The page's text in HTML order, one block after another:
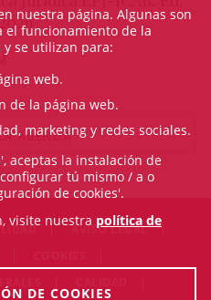
AGENDA
AVISO LEGAL
nuestra página. Algunas son
el funcionamiento de la
y se utilizan para:
web.
de la página web.
marketing y redes sociales.
aceptas la instalación de
tú mismo / a o
de cookies'.
visite nuestra política de
DE COOKIES